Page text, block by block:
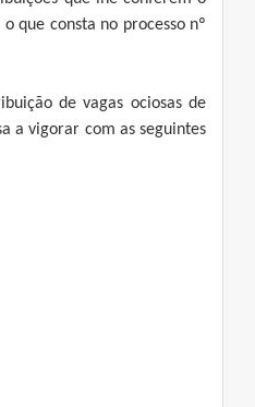
que consta no processo nº
de vagas ociosas de
a vigorar com as seguintes